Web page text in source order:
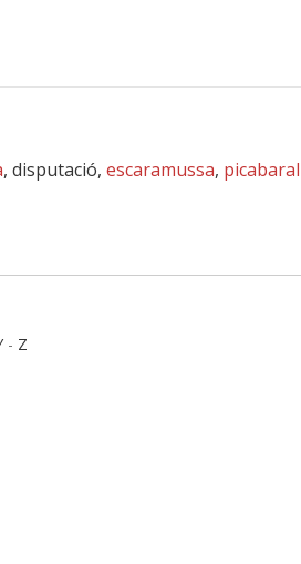
, disputació, escaramussa,
- Z